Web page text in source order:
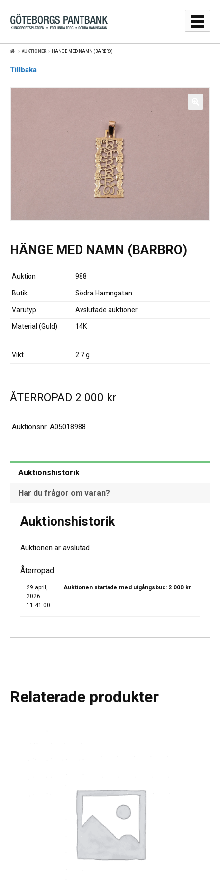
Hoppa
till
navigering
Hoppa
till
innehåll
GULDPRISER
AUKTIONER HÄNGE MED NAMN (BARBRO)
Tillbaka
HÄNGE MED NAMN (BARBRO)
Auktion 988
Butik Södra Hamngatan
Varutyp Avslutade auktioner
Material (Guld) 14K
Vikt 2.7 g
ÅTERROPAD 2 000 kr
Auktionsnr. A05018988
Auktionshistorik
Har du frågor om varan?
Auktionshistorik
Auktionen är avslutad
Återropad
29 april,
2026
11:41:00
Auktionen startade med utgångsbud: 2 000 kr
Relaterade produkter